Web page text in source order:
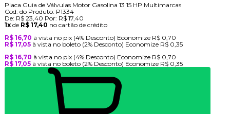
Placa Guia de Válvulas Motor Gasolina 13 15 HP Multimarcas
Cod. do Produto: P1334
De: R$ 23,40 Por: R$ 17,40
1xde R$ 17,40 no cartão de crédito
R$ 16,70 à vista no pix (4% Desconto) Economize R$ 0,70
R$ 17,05 à vista no boleto (2% Desconto) Economize R$ 0,35
R$ 16,70 à vista no pix (4% Desconto) Economize R$ 0,70
R$ 17,05 à vista no boleto (2% Desconto) Economize R$ 0,35